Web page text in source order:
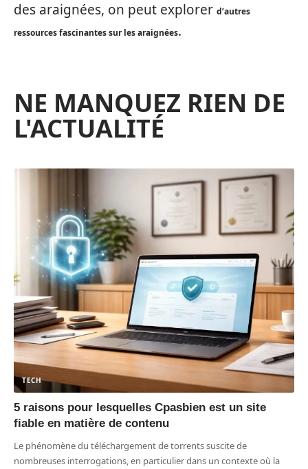
des araignées, on peut explorer d’autres
ressources fascinantes sur les araignées.
NE MANQUEZ RIEN DE
L'ACTUALITÉ
TECH
5 raisons pour lesquelles Cpasbien est un site
fiable en matière de contenu
Le phénomène du téléchargement de torrents suscite de
nombreuses interrogations, en particulier dans un contexte où la